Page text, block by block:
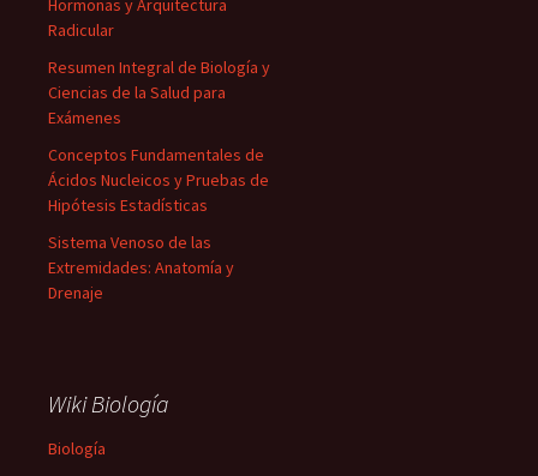
Hormonas y Arquitectura
Radicular
Resumen Integral de Biología y
Ciencias de la Salud para
Exámenes
Conceptos Fundamentales de
Ácidos Nucleicos y Pruebas de
Hipótesis Estadísticas
Sistema Venoso de las
Extremidades: Anatomía y
Drenaje
Wiki Biología
Biología